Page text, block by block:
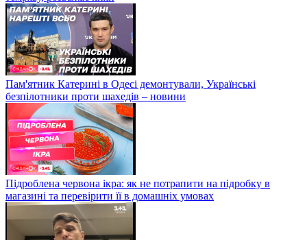
Пам'ятник Катерині в Одесі демонтували, Українські
безпілотники проти шахедів – новини
Підроблена червона ікра: як не потрапити на підробку в
магазині та перевірити її в домашніх умовах